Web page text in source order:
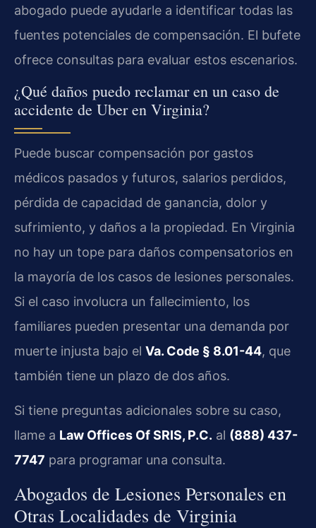
abogado puede ayudarle a identificar todas las
fuentes potenciales de compensación. El bufete
ofrece consultas para evaluar estos escenarios.
¿Qué daños puedo reclamar en un caso de
accidente de Uber en Virginia?
Puede buscar compensación por gastos
médicos pasados y futuros, salarios perdidos,
pérdida de capacidad de ganancia, dolor y
sufrimiento, y daños a la propiedad. En Virginia
no hay un tope para daños compensatorios en
la mayoría de los casos de lesiones personales.
Si el caso involucra un fallecimiento, los
familiares pueden presentar una demanda por
muerte injusta bajo el Va. Code § 8.01-44, que
también tiene un plazo de dos años.
Si tiene preguntas adicionales sobre su caso,
llame a Law Offices Of SRIS, P.C. al (888) 437-
7747 para programar una consulta.
Abogados de Lesiones Personales en
Otras Localidades de Virginia